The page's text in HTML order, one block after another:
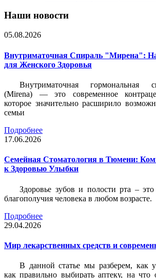
Наши новости
05.08.2026
Внутриматочная Спираль "Мирена":
для Женского Здоровья
Внутриматочная гормональная
(Mirena) — это современное
которое значительно расширило
семьи
Подробнее
17.06.2026
Семейная Стоматология в Тюмени:
к Здоровью Улыбки
Здоровье зубов и полости рта –
благополучия человека в любом возрасте.
Подробнее
29.04.2026
Мир лекарственных средств и
В данной статье мы разберем, как
как правильно выбирать аптеку, на что